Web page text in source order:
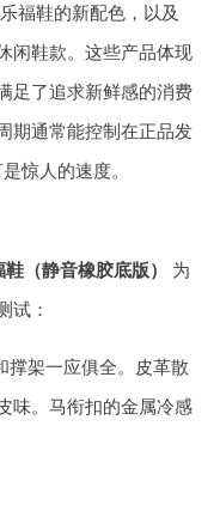
福鞋的新配色，以及
闲鞋款。这些产品体现
足了追求新鲜感的消费
期通常能控制在正品发
惊人的速度。
（静音橡胶底版）
为
试：
撑架一应俱全。皮革散
味。马衔扣的金属冷感